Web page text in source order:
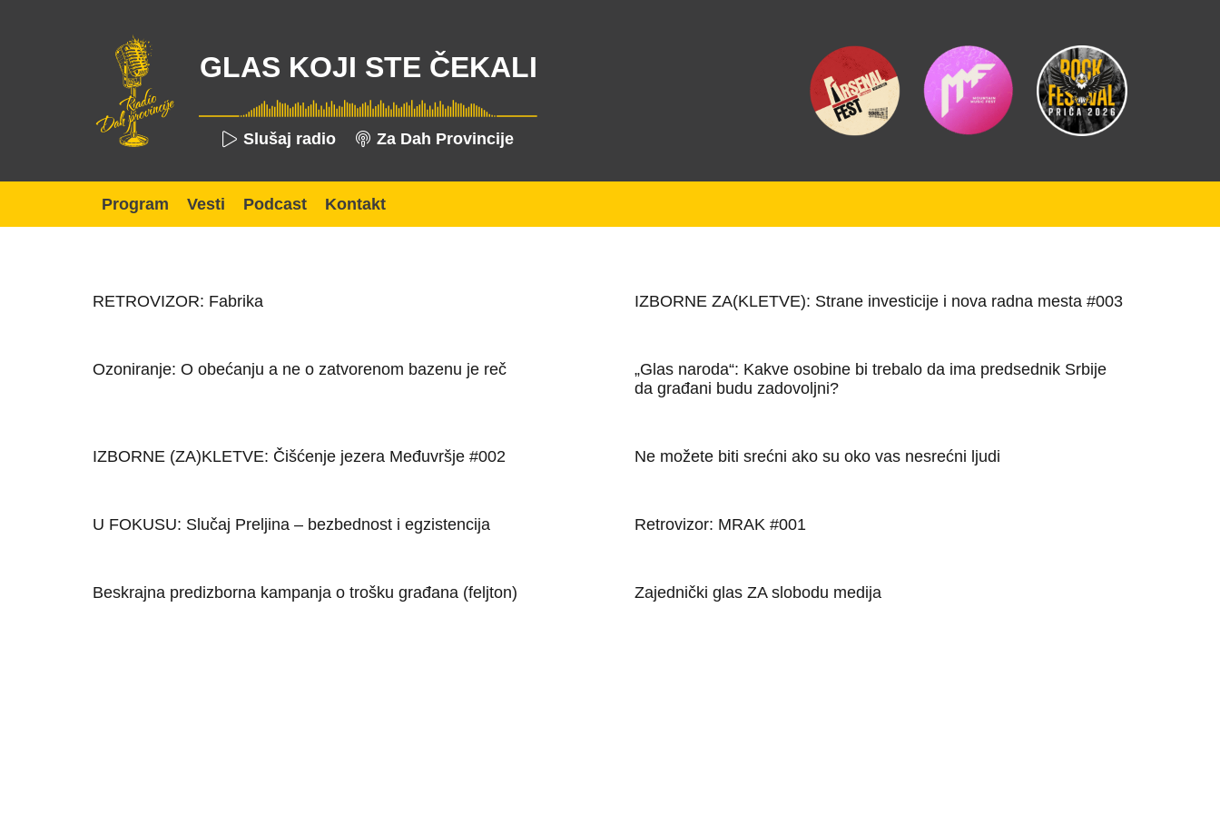
GLAS KOJI STE ČEKALI
Slušaj radio Za Dah Provincije
Program Vesti Podcast Kontakt
RETROVIZOR: Fabrika IZBORNE ZA(KLETVE): Strane investicije i nova radna mesta #003
Ozoniranje: O obećanju a ne o zatvorenom bazenu je reč
„Glas naroda“: Kakve osobine bi trebalo da ima predsednik Srbije
da građani budu zadovoljni?
IZBORNE (ZA)KLETVE: Čišćenje jezera Međuvršje #002 Ne možete biti srećni ako su oko vas nesrećni ljudi
U FOKUSU: Slučaj Preljina – bezbednost i egzistencija Retrovizor: MRAK #001
Beskrajna predizborna kampanja o trošku građana (feljton) Zajednički glas ZA slobodu medija